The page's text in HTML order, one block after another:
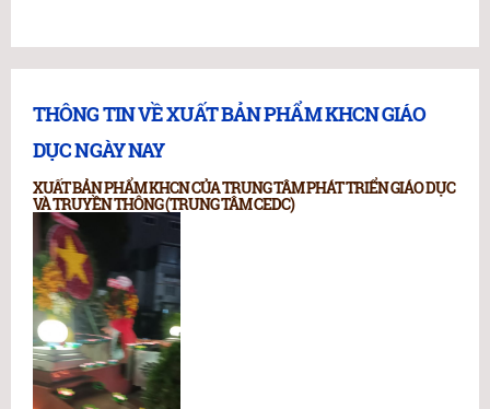
THÔNG TIN VỀ XUẤT BẢN PHẨM KHCN GIÁO
DỤC NGÀY NAY
XUẤT BẢN PHẨM KHCN CỦA TRUNG TÂM PHÁT TRIỂN GIÁO DỤC
VÀ TRUYỀN THÔNG (TRUNG TÂM CEDC)